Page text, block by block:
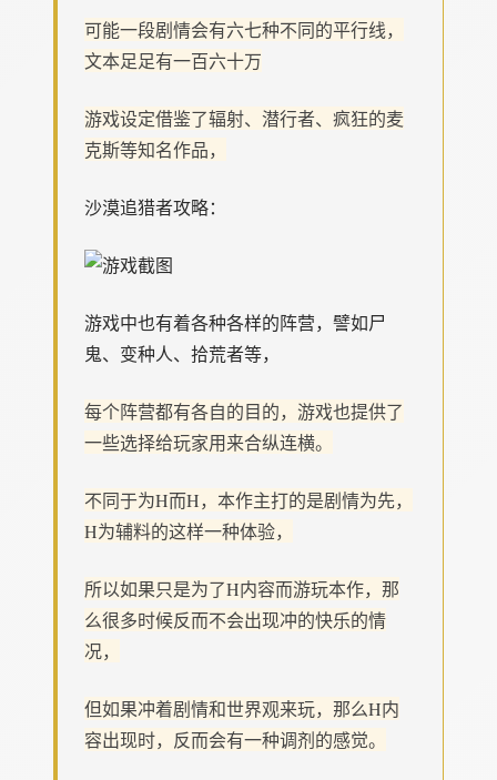
可能一段剧情会有六七种不同的平行线，
文本足足有一百六十万
游戏设定借鉴了辐射、潜行者、疯狂的麦
克斯等知名作品，
沙漠追猎者攻略：
游戏中也有着各种各样的阵营，譬如尸
鬼、变种人、拾荒者等，
每个阵营都有各自的目的，游戏也提供了
一些选择给玩家用来合纵连横。
不同于为H而H，本作主打的是剧情为先，
H为辅料的这样一种体验，
所以如果只是为了H内容而游玩本作，那
么很多时候反而不会出现冲的快乐的情
况，
但如果冲着剧情和世界观来玩，那么H内
容出现时，反而会有一种调剂的感觉。